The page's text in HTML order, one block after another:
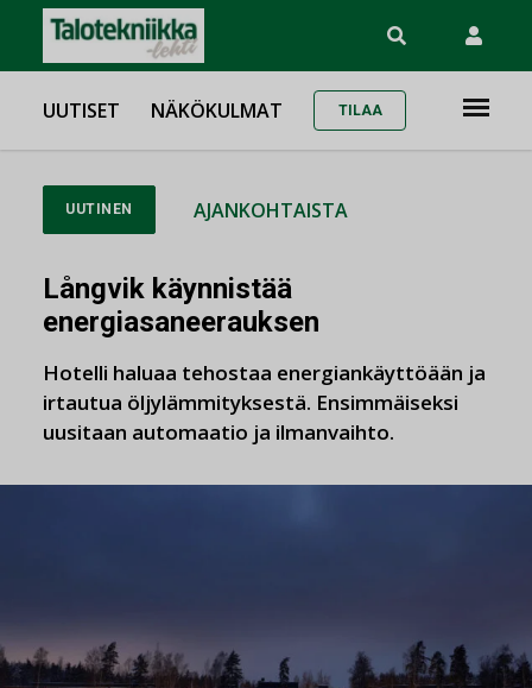
UUTISET NÄKÖKULMAT TILAA
UUTINEN AJANKOHTAISTA
Långvik käynnistää
energiasaneerauksen
Hotelli haluaa tehostaa energiankäyttöään ja
irtautua öljylämmityksestä. Ensimmäiseksi
uusitaan automaatio ja ilmanvaihto.